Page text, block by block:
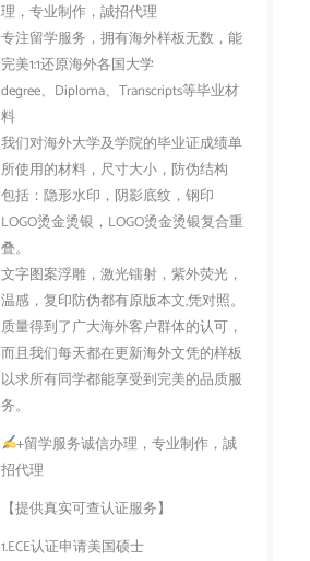
理，专业制作，誠招代理
专注留学服务，拥有海外样板无数，能
完美1:1还原海外各国大学
degree、Diploma、Transcripts等毕业材
料
我们对海外大学及学院的毕业证成绩单
所使用的材料，尺寸大小，防伪结构
包括：隐形水印，阴影底纹，钢印
LOGO烫金烫银，LOGO烫金烫银复合重
叠。
文字图案浮雕，激光镭射，紫外荧光，
温感，复印防伪都有原版本文,凭对照。
质量得到了广大海外客户群体的认可，
而且我们每天都在更新海外文凭的样板
以求所有同学都能享受到完美的品质服
务。
+留学服务诚信办理，专业制作，誠
招代理
【提供真实可查认证服务】
1.ECE认证申请美国硕士